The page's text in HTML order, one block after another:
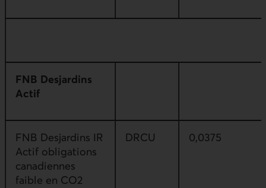
FNB Desjardins
Actif
FNB Desjardins IR
Actif obligations
canadiennes
faible en CO2
DRCU 0,0375